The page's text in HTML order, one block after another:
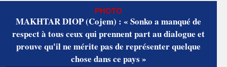
PHOTO
MAKHTAR DIOP (Cojem) : « Sonko a manqué de
respect à tous ceux qui prennent part au dialogue et
prouve qu'il ne mérite pas de représenter quelque
chose dans ce pays »